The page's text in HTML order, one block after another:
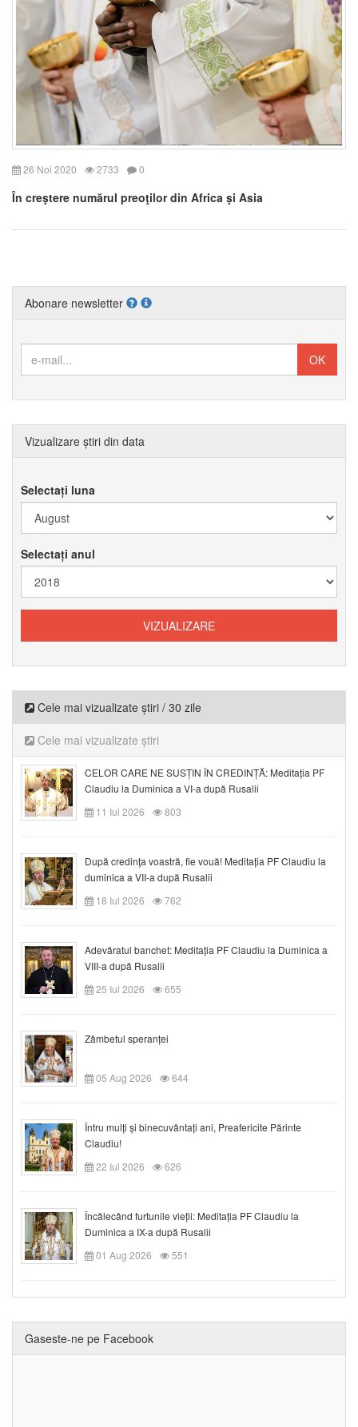
26 Noi 2020 2733 0
În creştere numărul preoţilor din Africa şi Asia
Abonare newsletter
Vizualizare știri din data
Selectați luna
Selectați anul
Cele mai vizualizate știri / 30 zile
Cele mai vizualizate știri
CELOR CARE NE SUSȚIN ÎN CREDINȚĂ: Meditația PF
Claudiu la Duminica a VI-a după Rusalii
11 Iul 2026
803
După credinţa voastră, fie vouă! Meditația PF Claudiu la
duminica a VII-a după Rusalii
18 Iul 2026
762
Adevăratul banchet: Meditația PF Claudiu la Duminica a
VIII-a după Rusalii
25 Iul 2026
655
Zâmbetul speranței
05 Aug 2026 644
Întru mulți și binecuvântați ani, Preafericite Părinte
Claudiu!
22 Iul 2026
626
Încălecând furtunile vieții: Meditația PF Claudiu la
Duminica a IX-a după Rusalii
01 Aug 2026
551
Gaseste-ne pe Facebook